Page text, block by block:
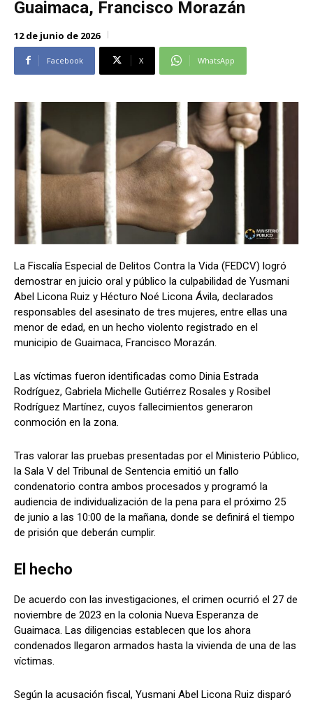
Alianza Patriotica
Libertad y Refundación
Frente Amplio
Centro Social Cristianos
Contáctenos
Suscríbase a nuestro boletín
Manténgase informado de nuestro contenido, recibiendo
noticias directamente en su correo electrónico.
Suscribirse
Comparta
Facebook X WhatsApp
Síganos
Alianza Patriotica
Libertad y Refundación
Frente Amplio
Centro Social Cristianos
Contáctenos
Suscríbase a nuestro boletín
Manténgase informado de nuestro contenido, recibiendo
noticias directamente en su correo electrónico.
Suscribirse
Comparta
Facebook X WhatsApp
Síganos
Guaimaca, Francisco Morazán
12 de junio de 2026
Facebook X WhatsApp
La Fiscalía Especial de Delitos Contra la Vida (FEDCV) logró
demostrar en juicio oral y público la culpabilidad de Yusmani
Abel Licona Ruiz y Hécturo Noé Licona Ávila, declarados
responsables del asesinato de tres mujeres, entre ellas una
menor de edad, en un hecho violento registrado en el
municipio de Guaimaca, Francisco Morazán.
Las víctimas fueron identificadas como Dinia Estrada
Rodríguez, Gabriela Michelle Gutiérrez Rosales y Rosibel
Rodríguez Martínez, cuyos fallecimientos generaron
conmoción en la zona.
Tras valorar las pruebas presentadas por el Ministerio Público,
la Sala V del Tribunal de Sentencia emitió un fallo
condenatorio contra ambos procesados y programó la
audiencia de individualización de la pena para el próximo 25
de junio a las 10:00 de la mañana, donde se definirá el tiempo
de prisión que deberán cumplir.
El hecho
De acuerdo con las investigaciones, el crimen ocurrió el 27 de
noviembre de 2023 en la colonia Nueva Esperanza de
Guaimaca. Las diligencias establecen que los ahora
condenados llegaron armados hasta la vivienda de una de las
víctimas.
Según la acusación fiscal, Yusmani Abel Licona Ruiz disparó